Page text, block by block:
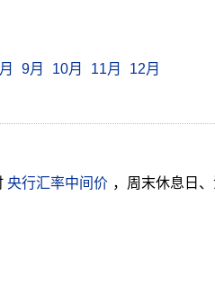
9月 10月 11月
12月
央行汇率中间价 ，周末休息日